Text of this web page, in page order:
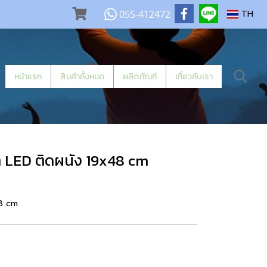
055-412472 TH
หน้าแรก สินค้าทั้งหมด ผลิตภัณฑ์ เกี่ยวกับเรา
LED ติดผนัง 19x48 cm
cm